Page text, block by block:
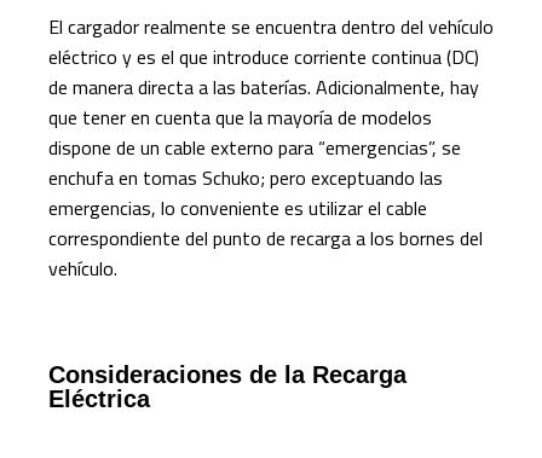
El cargador realmente se encuentra dentro del vehículo
eléctrico y es el que introduce corriente continua (DC)
de manera directa a las baterías. Adicionalmente, hay
que tener en cuenta que la mayoría de modelos
dispone de un cable externo para “emergencias”, se
enchufa en tomas Schuko; pero exceptuando las
emergencias, lo conveniente es utilizar el cable
correspondiente del punto de recarga a los bornes del
vehículo.
Consideraciones de la Recarga
Eléctrica